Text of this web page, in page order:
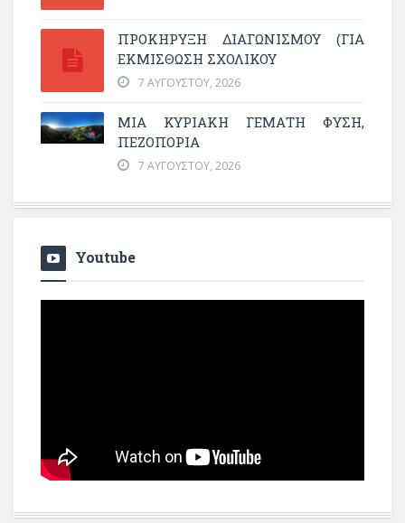
ΠΡΟΚΗΡΥΞΗ ΔΙΑΓΩΝΙΣΜΟΥ (ΓΙΑ
ΕΚΜΊΣΘΩΣΗ ΣΧΟΛΙΚΟΎ
7 ΑΥΓΟΎΣΤΟΥ, 2026
ΜΙΑ ΚΥΡΙΑΚΉ ΓΕΜΆΤΗ ΦΎΣΗ,
ΠΕΖΟΠΟΡΊΑ
7 ΑΥΓΟΎΣΤΟΥ, 2026
Youtube